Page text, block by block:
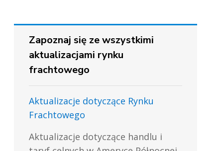
Zapoznaj się ze wszystkimi
aktualizacjami rynku
frachtowego
Aktualizacje dotyczące Rynku
Frachtowego
Aktualizacje dotyczące handlu i